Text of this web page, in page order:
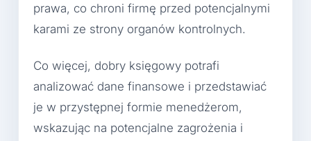
prawa, co chroni firmę przed potencjalnymi
karami ze strony organów kontrolnych.
Co więcej, dobry księgowy potrafi
analizować dane finansowe i przedstawiać
je w przystępnej formie menedżerom,
wskazując na potencjalne zagrożenia i